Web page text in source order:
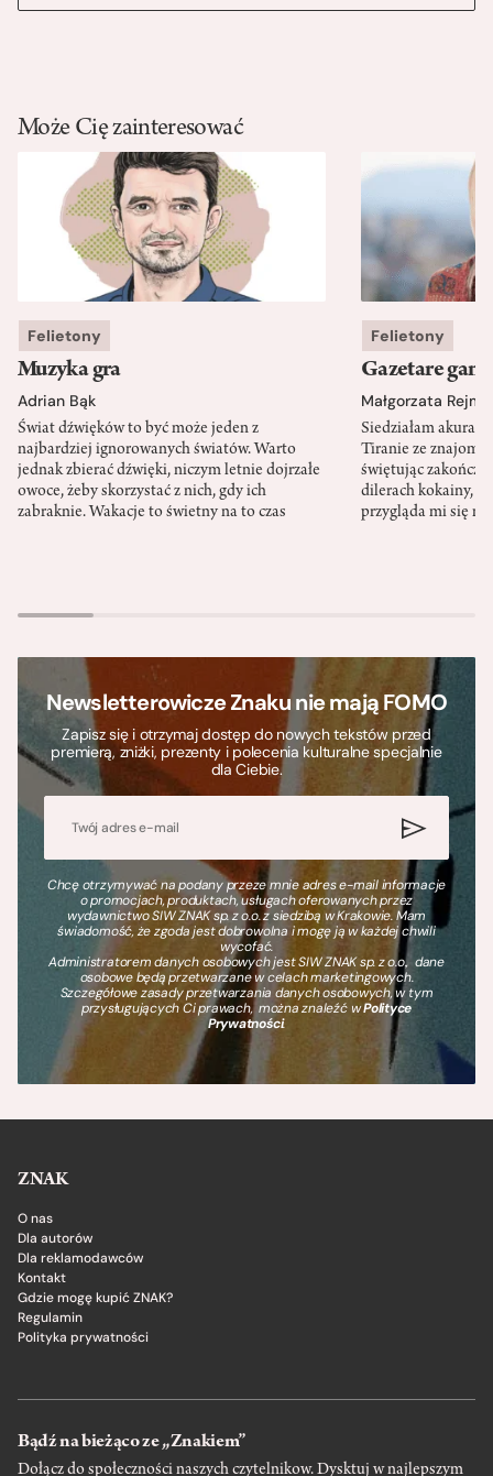
Może Cię zainteresować
Felietony
Muzyka gra
Adrian Bąk
Świat dźwięków to być może jeden z
najbardziej ignorowanych światów. Warto
jednak zbierać dźwięki, niczym letnie dojrzałe
owoce, żeby skorzystać z nich, gdy ich
zabraknie. Wakacje to świetny na to czas
Felietony
Gazetare
Małgorzata
Siedziałam akurat
Tiranie ze
świętując
dilerach kokainy,
przygląda mi się
Newsletterowicze Znaku nie mają FOMO
Zapisz się i otrzymaj dostęp do nowych tekstów przed
premierą, zniżki, prezenty i polecenia kulturalne specjalnie
dla Ciebie.
Chcę otrzymywać na podany przeze mnie adres e-mail informacje
o promocjach, produktach, usługach oferowanych przez
wydawnictwo SIW ZNAK sp. z o.o. z siedzibą w Krakowie. Mam
świadomość, że zgoda jest dobrowolna i mogę ją w każdej chwili
wycofać.
Administratorem danych osobowych jest SIW ZNAK sp. z o.o., dane
osobowe będą przetwarzane w celach marketingowych.
Szczegółowe zasady przetwarzania danych osobowych, w tym
przysługujących Ci prawach, można znaleźć wPolityce
Prywatności.
ZNAK
O nas
Dla autorów
Dla reklamodawców
Kontakt
Gdzie mogę kupić ZNAK?
Regulamin
Polityka prywatności
Bądź na bieżąco ze „Znakiem”
Dołącz do społeczności naszych czytelnikow. Dysktuj w najlepszym